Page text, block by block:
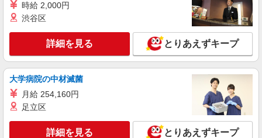
時給1500円〜2125円 ＜日払い有/週払い有/交
天理市 ≪最寄駅≫前栽駅
キープ 詳細を見る
派遣社員
株式会社kotrio /●NR-H-2009780
毎日通うのが楽しみになる＊ホテルのような美
しいサ高住のSTAFF
時給 2,000円
渋谷区
詳細を見る とりあえずキープ
大学病院の中材滅菌
月給 254,160円
足立区
詳細を見る とりあえずキープ